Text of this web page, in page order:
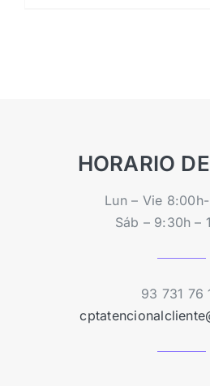
HORARIO
Lun – Vie
Sáb – 9:30h –
93 731 76